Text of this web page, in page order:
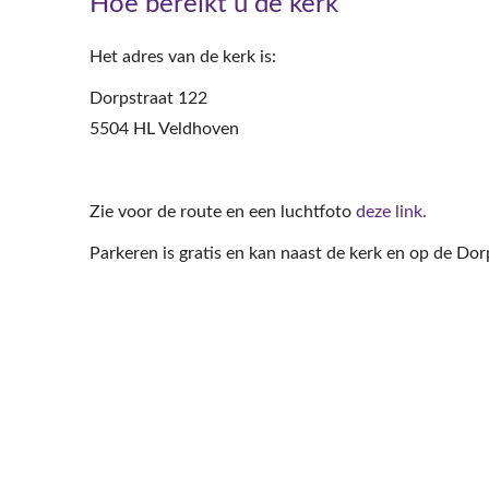
Het adres van de kerk is:
Dorpstraat 122
5504 HL Veldhoven
Zie voor de route en een luchtfoto deze link.
Parkeren is gratis en kan naast de kerk en op de